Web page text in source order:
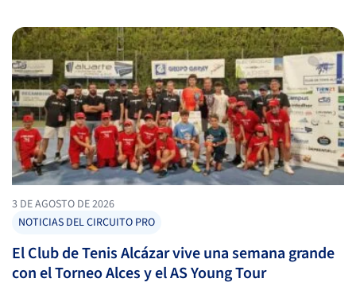
3 DE AGOSTO DE 2026
NOTICIAS DEL CIRCUITO PRO
El Club de Tenis Alcázar vive una semana grande
con el Torneo Alces y el AS Young Tour